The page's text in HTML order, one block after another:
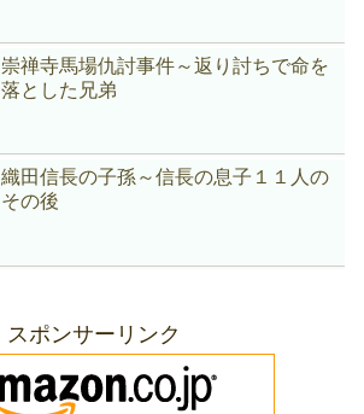
崇禅寺馬場仇討事件～返り討ちで命を
落とした兄弟
織田信長の子孫～信長の息子１１人の
その後
スポンサーリンク